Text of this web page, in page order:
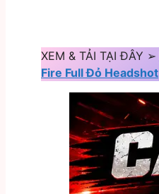
XEM & TẢI TẠI ĐÂY ➢
Fire Full Đỏ Headshot